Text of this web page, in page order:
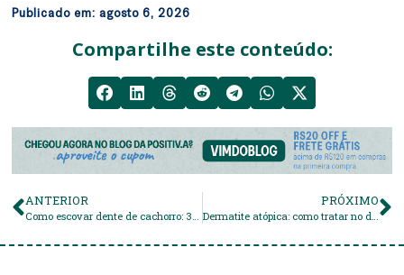
Publicado em:agosto 6, 2026
Compartilhe este conteúdo:
ANTERIOR
Como escovar dente de cachorro: 3 dicas infalíveis!
PRÓXIMO
Dermatite atópica: como tratar no dia a dia?